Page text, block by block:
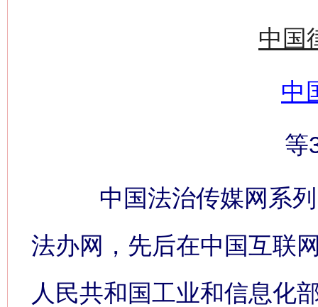
中国
中
等
中国法治传媒网系列
法办网，先后在中国互联
人民共和国工业和信息化